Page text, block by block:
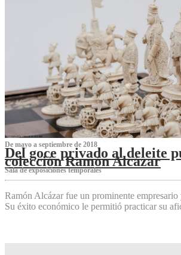
De mayo a septiembre de 2018
Del goce privado al deleite
colección Ramón Alcázar
Sala de exposiciones temporales
Ramón Alcázar fue un prominente
Su éxito económico le permitió practicar su